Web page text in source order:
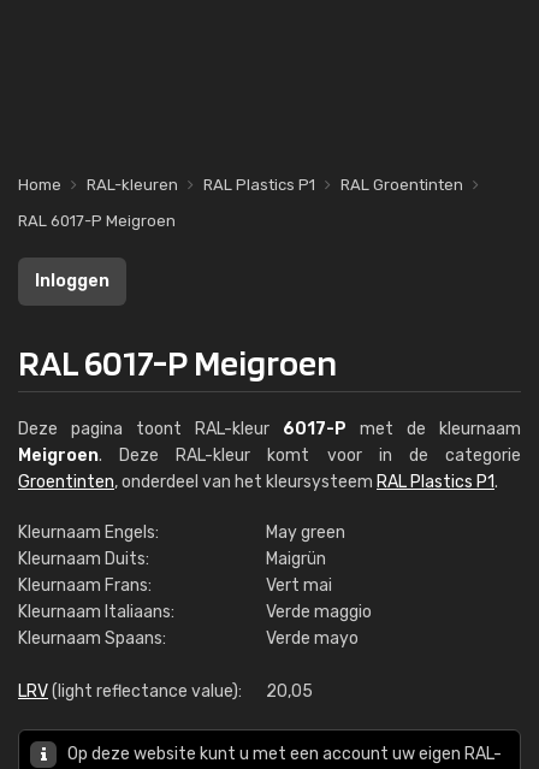
Home RAL-kleuren RAL Plastics P1
RAL Groentinten
RAL 6017-P Meigroen
Inloggen
RAL 6017-P Meigroen
Deze pagina toont RAL-kleur 6017-P met de kleurnaam
Meigroen. Deze RAL-kleur komt voor in de categorie
Groentinten, onderdeel van het kleursysteem RAL Plastics P1.
Kleurnaam Engels:
May green
Kleurnaam Duits:
Maigrün
Kleurnaam Frans:
Vert mai
Kleurnaam Italiaans:
Verde maggio
Kleurnaam Spaans:
Verde mayo
LRV(light reflectance value): 20,05
Op deze website kunt u met een account uw eigen RAL-